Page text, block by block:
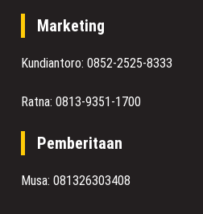
Marketing
Kundiantoro: 0852-2525-8333
Ratna: 0813-9351-1700
Pemberitaan
Musa: 081326303408